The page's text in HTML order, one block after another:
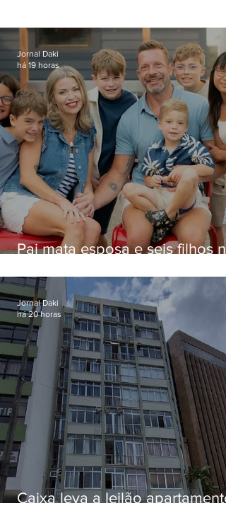
Pai mata esposa e seis filhos
Jornal Daki
há 19 horas
Caixa leva a leilão apartamento
Jornal Daki
há 20 horas